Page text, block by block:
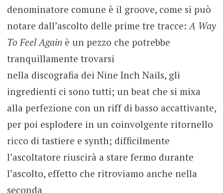
denominatore comune è il groove, come si può
notare dall’ascolto delle prime tre tracce:A Way
To Feel Againè un pezzo che potrebbe
tranquillamente trovarsi
nella discografia dei Nine Inch Nails, gli
ingredienti ci sono tutti; un beat che si mixa
alla perfezione con un riff di basso accattivante,
per poi esplodere in un coinvolgente ritornello
ricco di tastiere e synth; difficilmente
l’ascoltatore riuscirà a stare fermo durante
l’ascolto, effetto che ritroviamo anche nella
seconda